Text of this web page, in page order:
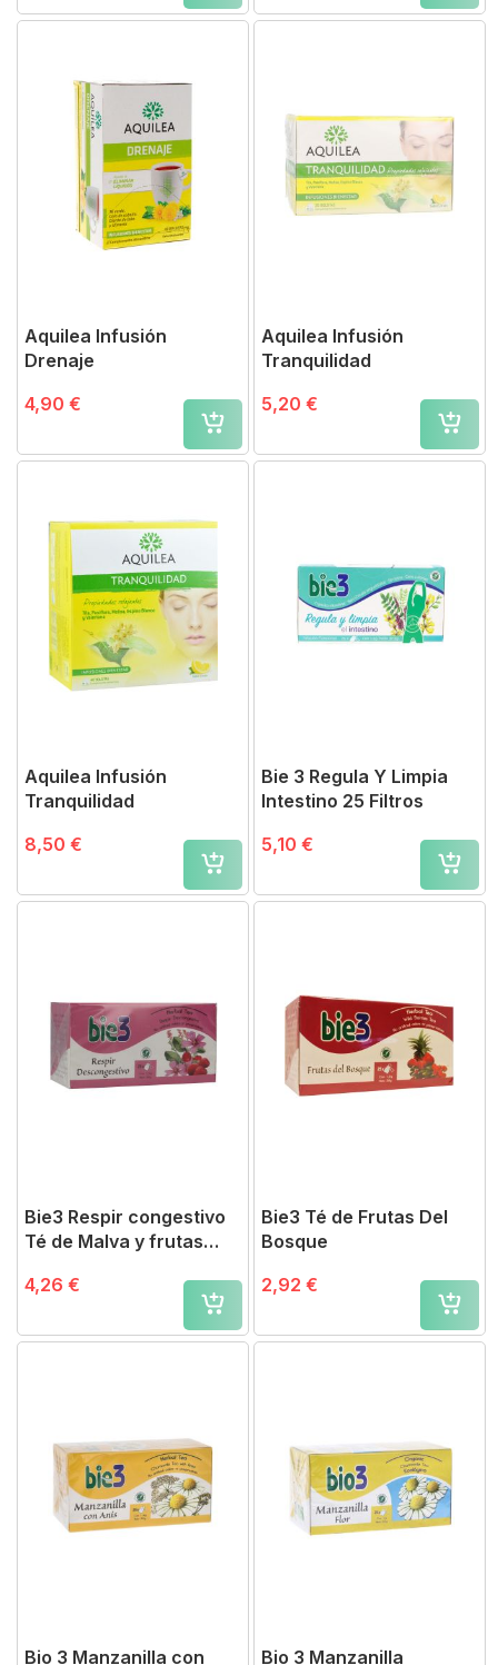
Aquilea Infusión
Drenaje
4,90 €
Aquilea Infusión
Tranquilidad
5,20 €
Aquilea Infusión
Tranquilidad
8,50 €
Bie 3 Regula Y Limpia
Intestino 25 Filtros
5,10 €
Bie3 Respir congestivo
Té de Malva y frutas
4,26 €
Bie3 Té de Frutas Del
Bosque
2,92 €
Bio 3 Manzanilla con Bio 3 Manzanilla